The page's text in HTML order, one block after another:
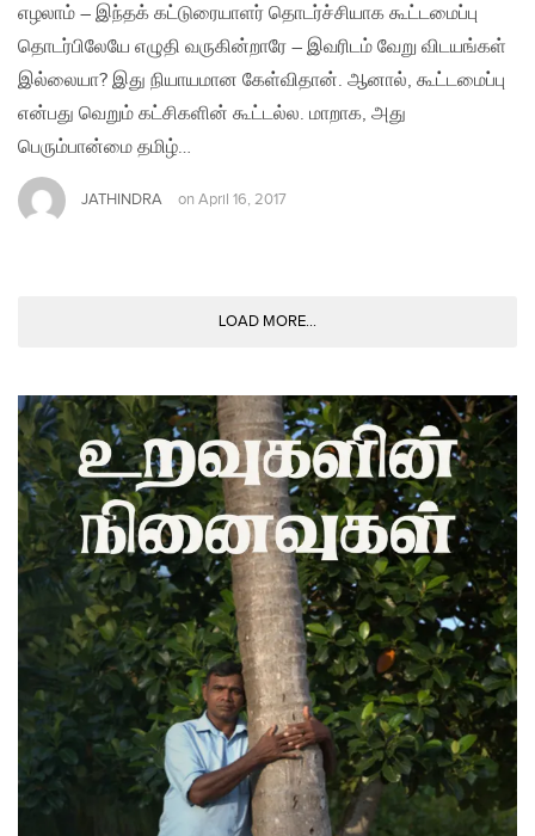
எழலாம் – இந்தக் கட்டுரையாளர் தொடர்ச்சியாக கூட்டமைப்பு
தொடர்பிலேயே எழுதி வருகின்றாரே – இவரிடம் வேறு விடயங்கள்
இல்லையா? இது நியாயமான கேள்விதான். ஆனால், கூட்டமைப்பு
என்பது வெறும் கட்சிகளின் கூட்டல்ல. மாறாக, அது
பெரும்பான்மை தமிழ்…
JATHINDRA on April 16, 2017
LOAD MORE...